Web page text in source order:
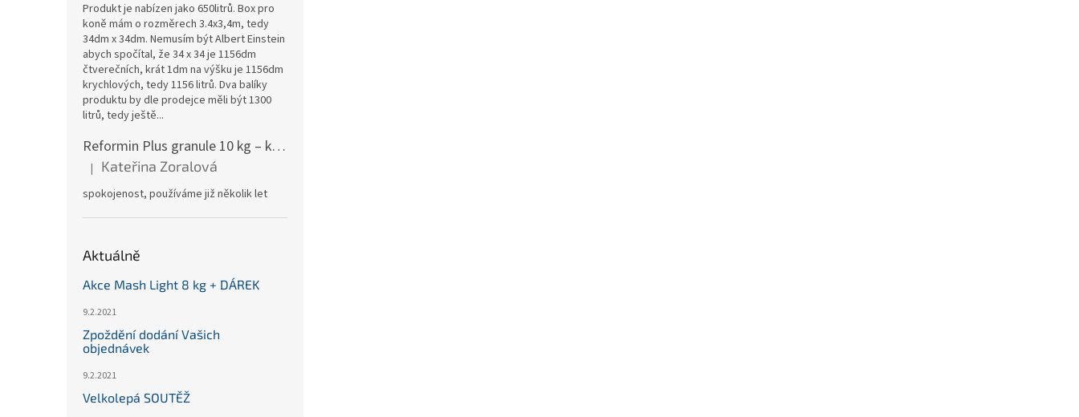
Produkt je nabízen jako 650litrů. Box pro
koně mám o rozměrech 3.4x3,4m, tedy
34dm x 34dm. Nemusím být Albert Einstein
abych spočítal, že 34 x 34 je 1156dm
čtverečních, krát 1dm na výšku je 1156dm
krychlových, tedy 1156 litrů. Dva balíky
produktu by dle prodejce měli být 1300
litrů, tedy ještě...
Reformin Plus granule 10 kg – kbelík (Höveler)
Hodnocení produktu je 5 z 5 hvězdiček.
| Kateřina Zoralová
spokojenost, používáme již několik let
Aktuálně
Akce Mash Light 8 kg + DÁREK
9.2.2021
Zpoždění dodání Vašich
objednávek
9.2.2021
Velkolepá SOUTĚŽ